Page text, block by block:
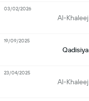
Al-Khaleej
03/02/2026
Qadisiya
19/09/2025
Al-Khaleej
23/04/2025